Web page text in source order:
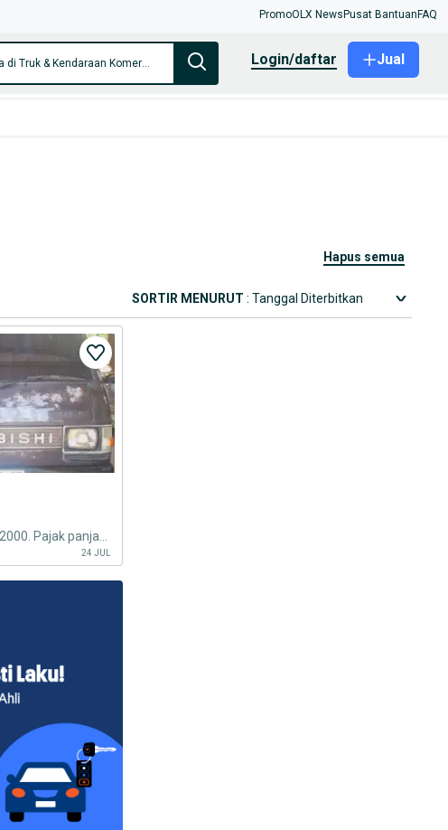
PromoOLX News Pusat Bantuan FAQ
login/daftar Jual
hapus semua
SORTIR MENURUT : Tanggal Diterbitkan
24 JUL